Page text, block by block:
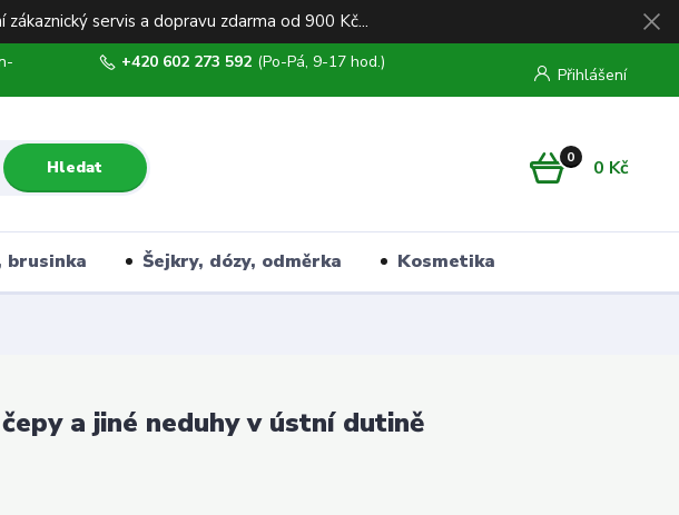
servis a dopravu zdarma od 900 Kč...
Přihlášení
Hledat
+420 602 273 592 (Po-Pá, 9-17 hod.)
0 0 Kč
brusinka Šejkry, dózy, odměrka Kosmetika
a jiné neduhy v ústní dutině